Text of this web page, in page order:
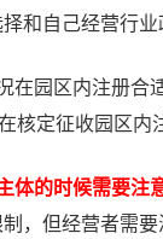
和自己经营行
在园区内注册合
核定征收园区内
体的时候需要注
，但经营者需